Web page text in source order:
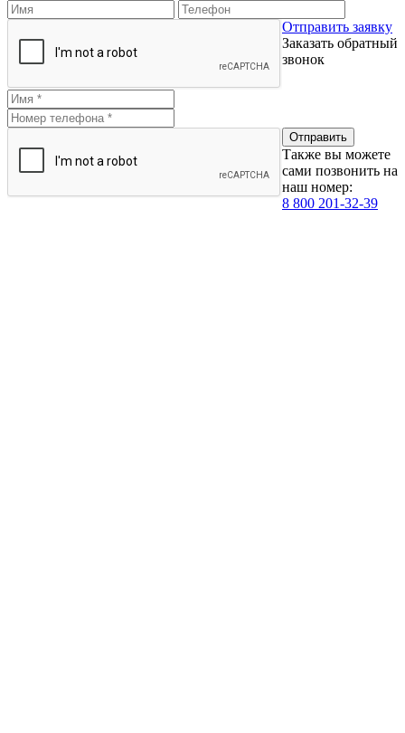
Отправить заявку
Заказать обратный
звонок
Также вы можете
сами позвонить на
наш номер:
8 800 201-32-39